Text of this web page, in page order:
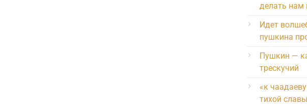
делать нам
Идет
пушкина
Пушкин —
трескучий
«к
тихой